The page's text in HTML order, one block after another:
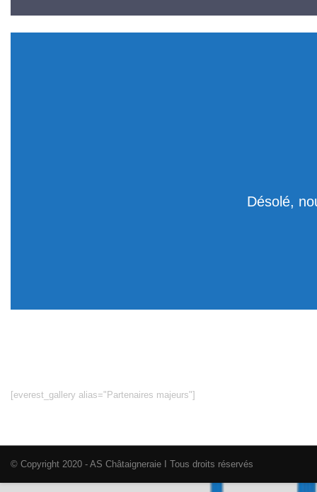
Désolé,
[everest_gallery alias="Partenaires majeurs"]
© Copyright 2020 - AS Châtaigneraie I Tous droits réservés